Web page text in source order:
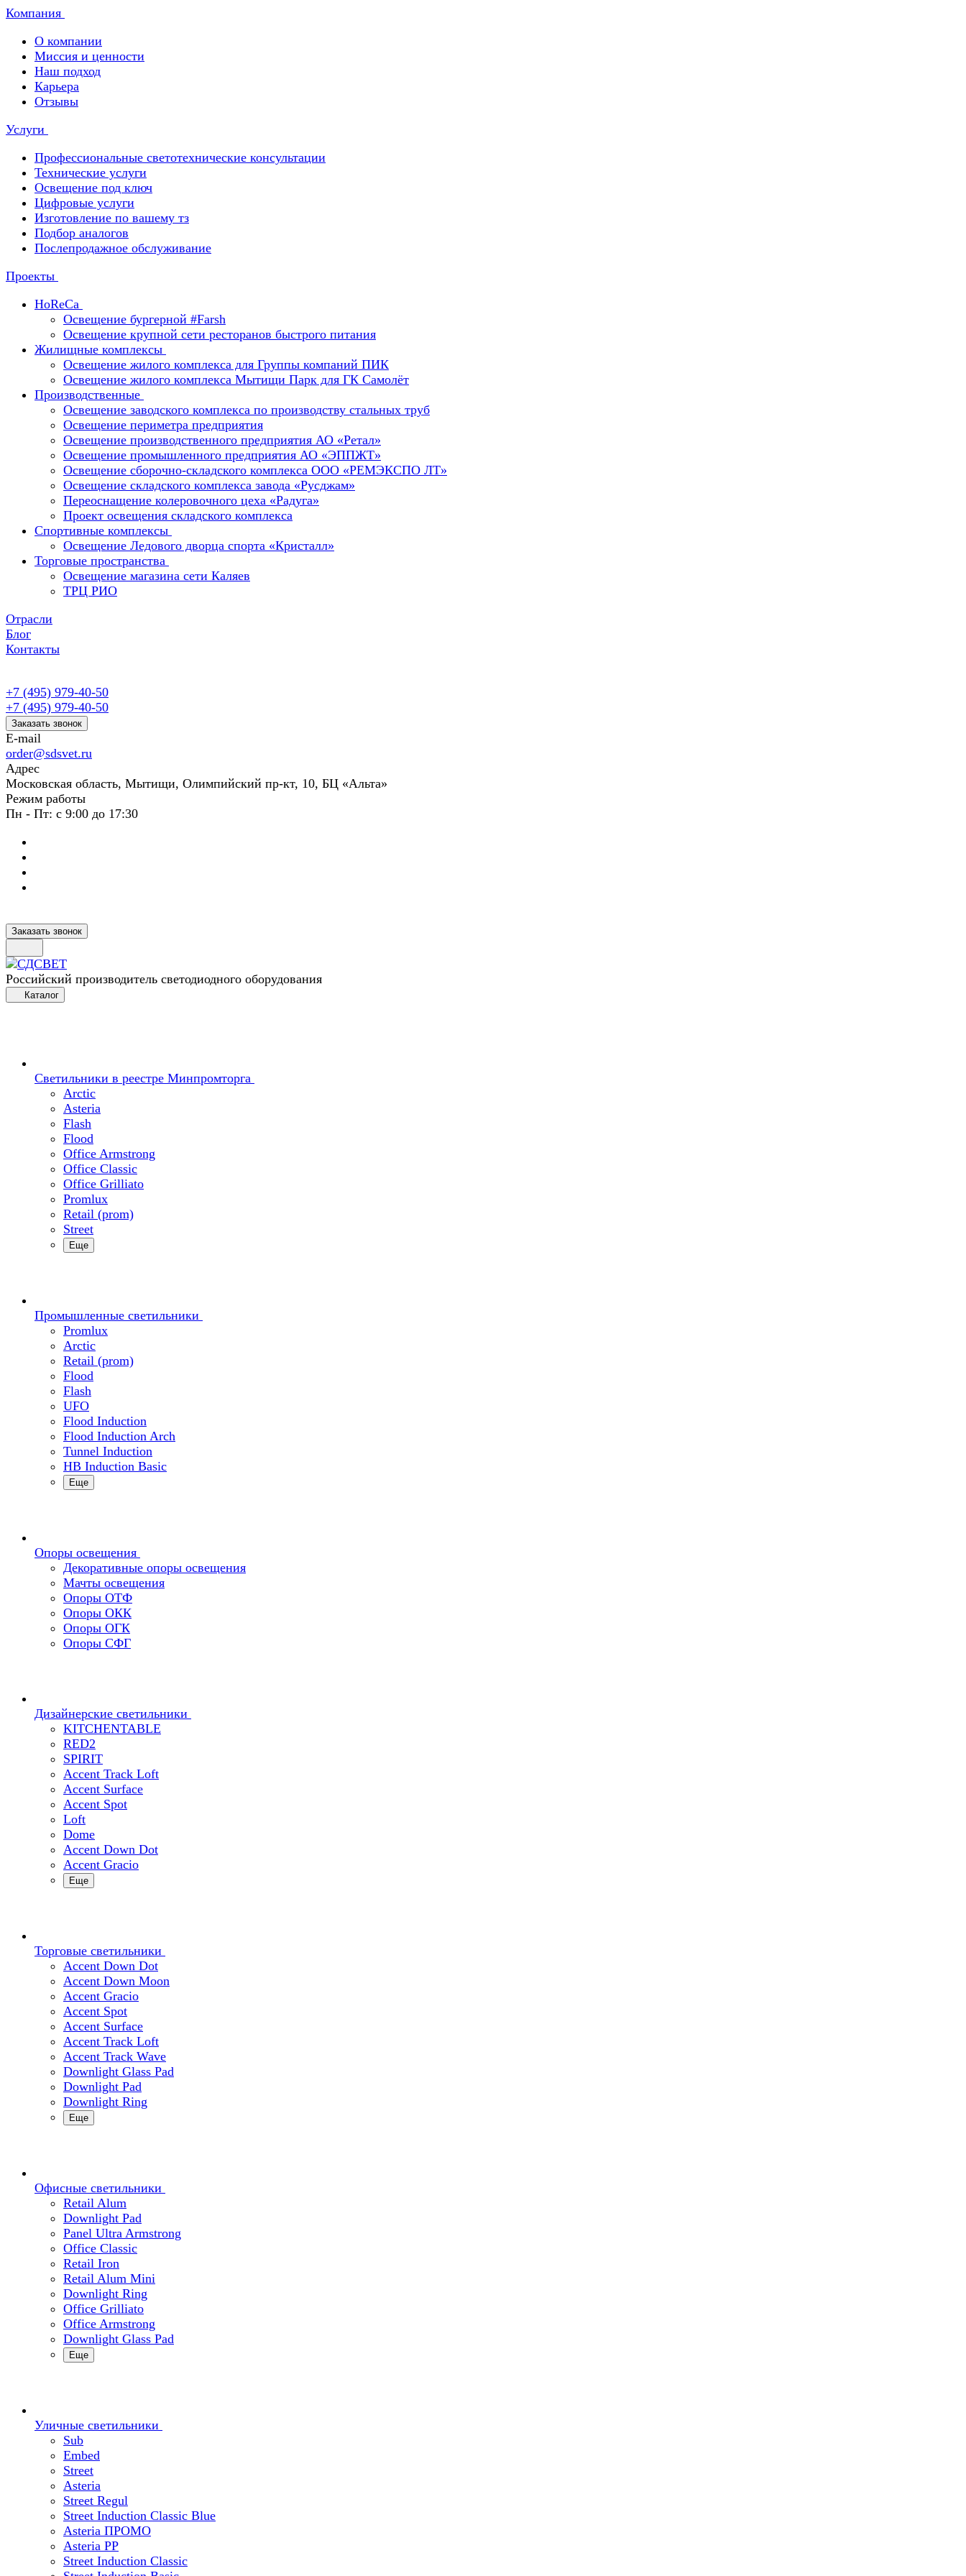
Компания
О компании
Миссия и ценности
Наш подход
Карьера
Отзывы
Услуги
Профессиональные светотехнические консультации
Технические услуги
Освещение под ключ
Цифровые услуги
Изготовление по вашему тз
Подбор аналогов
Послепродажное обслуживание
Проекты
HoReCa
Освещение бургерной #Farsh
Освещение крупной сети ресторанов быстрого питания
Жилищные комплексы
Освещение жилого комплекса для Группы компаний ПИК
Освещение жилого комплекса Мытищи Парк для ГК Самолёт
Производственные
Освещение заводского комплекса по производству стальных труб
Освещение периметра предприятия
Освещение производственного предприятия АО «Ретал»
Освещение промышленного предприятия АО «ЭППЖТ»
Освещение сборочно-складского комплекса ООО «РЕМЭКСПО ЛТ»
Освещение складского комплекса завода «Русджам»
Переоснащение колеровочного цеха «Радуга»
Проект освещения складского комплекса
Спортивные комплексы
Освещение Ледового дворца спорта «Кристалл»
Торговые пространства
Освещение магазина сети Каляев
ТРЦ РИО
Отрасли
Блог
Контакты
+7 (495) 979-40-50
+7 (495) 979-40-50
Заказать звонок
E-mail
order@sdsvet.ru
Адрес
Московская область, Мытищи, Олимпийский пр-кт, 10, БЦ «Альта»
Режим работы
Пн - Пт: с 9:00 до 17:30
Заказать звонок
Российский производитель светодиодного оборудования
Каталог
Светильники в реестре Минпромторга
Arctic
Asteria
Flash
Flood
Office Armstrong
Office Classic
Office Grilliato
Promlux
Retail (prom)
Street
Еще
Промышленные светильники
Promlux
Arctic
Retail (prom)
Flood
Flash
UFO
Flood Induction
Flood Induction Arch
Tunnel Induction
HB Induction Basic
Еще
Опоры освещения
Декоративные опоры освещения
Мачты освещения
Опоры ОТФ
Опоры ОКК
Опоры ОГК
Опоры СФГ
Дизайнерские светильники
KITCHENTABLE
RED2
SPIRIT
Accent Track Loft
Accent Surface
Accent Spot
Loft
Dome
Accent Down Dot
Accent Gracio
Еще
Торговые светильники
Accent Down Dot
Accent Down Moon
Accent Gracio
Accent Spot
Accent Surface
Accent Track Loft
Accent Track Wave
Downlight Glass Pad
Downlight Pad
Downlight Ring
Еще
Офисные светильники
Retail Alum
Downlight Pad
Panel Ultra Armstrong
Office Classic
Retail Iron
Retail Alum Mini
Downlight Ring
Office Grilliato
Office Armstrong
Downlight Glass Pad
Еще
Уличные светильники
Sub
Embed
Street
Asteria
Street Regul
Street Induction Classic Blue
Asteria ПРОМО
Asteria PP
Street Induction Classic